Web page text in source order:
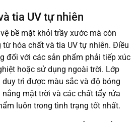
tia UV tự nhiên
bề mặt khỏi trầy xước mà còn
hóa chất và tia UV tự nhiên. Điều
đối với các sản phẩm phải tiếp xúc
hoặc sử dụng ngoài trời. Lớp
duy trì được màu sắc và độ bóng
mặt trời và các chất tẩy rửa
luôn trong tình trạng tốt nhất.